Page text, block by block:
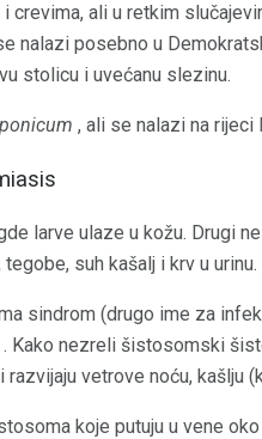
i crevima, ali u retkim
nalazi posebno u
stolicu i uvećanu slezinu.
, ali se nalazi na rijeci
larve ulaze u kožu. Drugi
suh kašalj i krv u urinu.
sindrom (drugo ime za
. Kako nezreli šistosomski
razvijaju vetrove noću,
koje putuju u vene